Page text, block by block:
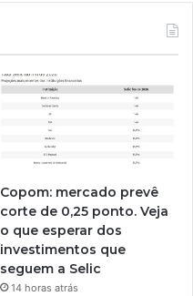
Copom: mercado prevê
corte de 0,25 ponto. Veja
o que esperar dos
investimentos que
seguem a Selic
14 horas atrás